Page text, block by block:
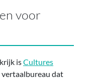
voor
isCultures
dat